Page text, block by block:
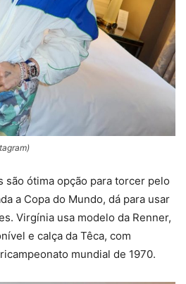
são ótima opção para torcer pelo
a Copa do Mundo, dá para usar
Virgínia usa modelo da Renner,
e calça da Têca, com
mundial de 1970.